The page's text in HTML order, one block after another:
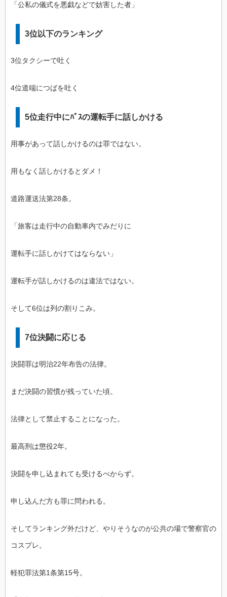
「公私の儀式を悪戯などで妨害した者」
3位以下のランキング
3位タクシーで吐く
4位道端につばを吐く
5位走行中にﾊﾞｽの運転手に話しかける
用事があって話しかけるのは罪ではない。
用もなく話しかけるとダメ！
道路運送法第28条。
「旅客は走行中の自動車内でみだりに
運転手に話しかけてはならない」
運転手が話しかけるのは違法ではない。
そして6位は列の割りこみ。
7位決闘に応じる
決闘罪は明治22年布告の法律。
まだ決闘の習慣が残っていた頃。
法律として禁止することになった。
最高刑は懲役2年。
決闘を申し込まれても受けるべからず。
申し込んだ方も罪に問われる。
そしてランキング外だけど、やりそうなのが公共の場で警察官の
コスプレ。
軽犯罪法第1条第15号。